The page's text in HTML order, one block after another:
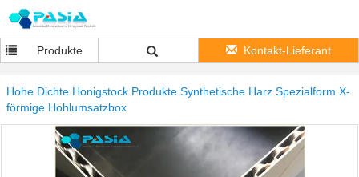
Produkte Kontakt-Lieferant
Hohe Dichte Honigstock Produkte Synthetische Harz Spezialform X-
förmige Hohlumsatzbox